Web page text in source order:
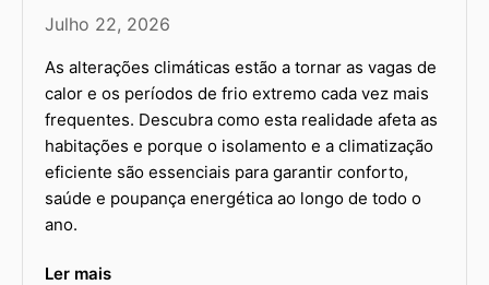
Julho 22, 2026
As alterações climáticas estão a tornar as vagas de
calor e os períodos de frio extremo cada vez mais
frequentes. Descubra como esta realidade afeta as
habitações e porque o isolamento e a climatização
eficiente são essenciais para garantir conforto,
saúde e poupança energética ao longo de todo o
ano.
Ler mais